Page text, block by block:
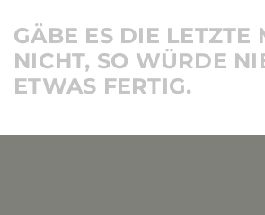
GÄBE ES DIE LETZTE
NICHT, SO WÜRDE
ETWAS FERTIG.